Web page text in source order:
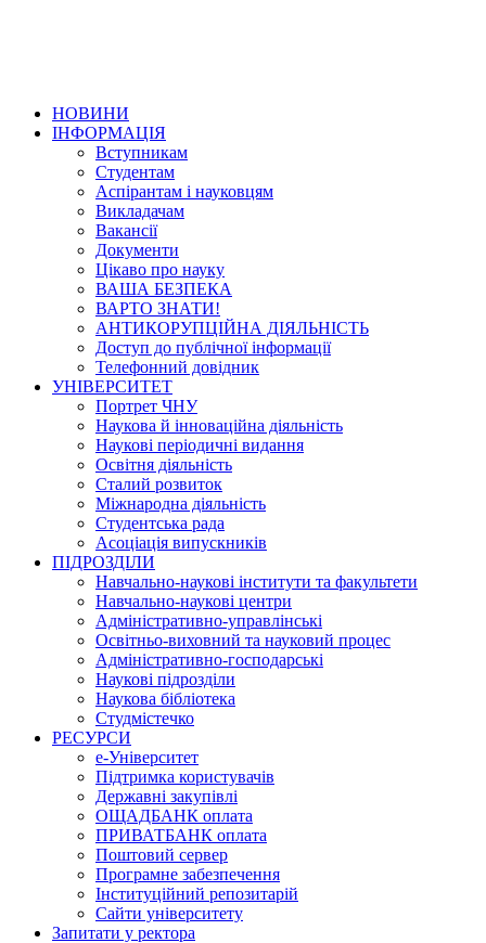
НОВИНИ
ІНФОРМАЦІЯ
Вступникам
Студентам
Аспірантам і науковцям
Викладачам
Вакансії
Документи
Цікаво про науку
ВАША БЕЗПЕКА
ВАРТО ЗНАТИ!
АНТИКОРУПЦІЙНА ДІЯЛЬНІСТЬ
Доступ до публічної інформації
Телефонний довідник
УНІВЕРСИТЕТ
Портрет ЧНУ
Наукова й інноваційна діяльність
Наукові періодичні видання
Освітня діяльність
Сталий розвиток
Міжнародна діяльність
Студентська рада
Асоціація випускників
ПІДРОЗДІЛИ
Навчально-наукові інститути та факультети
Навчально-наукові центри
Адміністративно-управлінські
Освітньо-виховний та науковий процес
Адміністративно-господарські
Наукові підрозділи
Наукова бібліотека
Студмістечко
РЕСУРСИ
е-Університет
Підтримка користувачів
Державні закупівлі
ОЩАДБАНК оплата
ПРИВАТБАНК оплата
Поштовий сервер
Програмне забезпечення
Інституційний репозитарій
Сайти університету
Запитати у ректора